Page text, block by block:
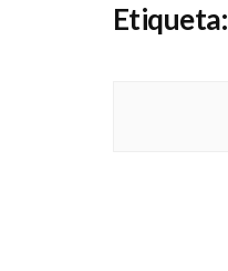
Etiqueta: